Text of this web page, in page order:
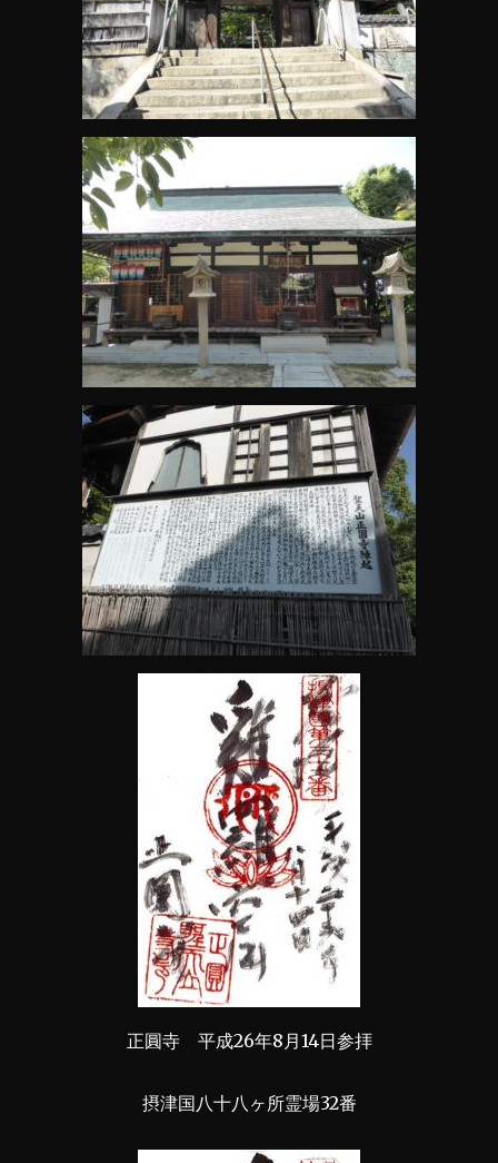
正圓寺 平成26年8月14日参拝
摂津国八十八ヶ所霊場32番